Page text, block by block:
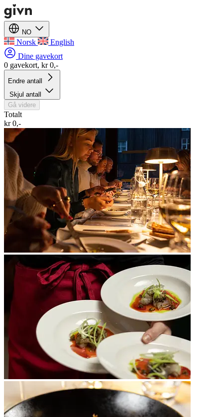
NO
Norsk
English
Dine gavekort
0 gavekort, kr 0,-
Endre antall
Skjul antall
Gå videre
Totalt
kr 0,-